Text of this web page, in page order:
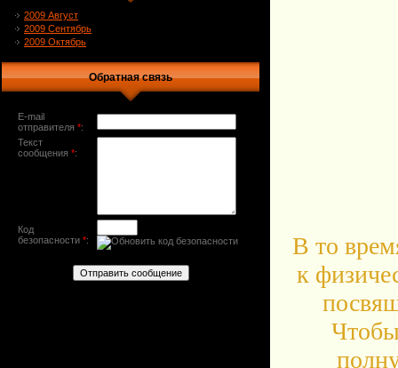
2009 Август
2009 Сентябрь
2009 Октябрь
Обратная связь
E-mail
отправителя *:
Текст
сообщения *:
Код
безопасности *:
В то
к